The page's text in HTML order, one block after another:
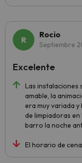
Rocio
Septiembre
Las instalaciones
amable, la
era muy variada y
de limpiadoras en
barro la noche
El horario de
Excelente